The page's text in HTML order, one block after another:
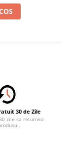
30 de Zile
zile sa returnezi